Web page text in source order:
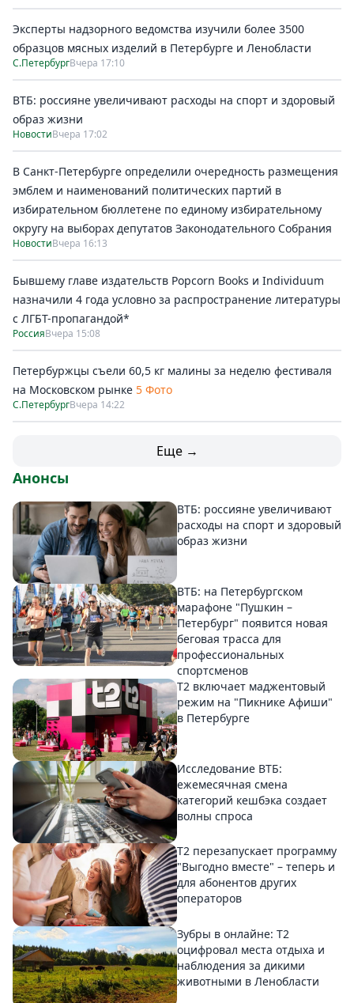
Эксперты надзорного ведомства изучили более 3500
образцов мясных изделий в Петербурге и Ленобласти
С.ПетербургВчера 17:10
ВТБ: россияне увеличивают расходы на спорт и здоровый
образ жизни
НовостиВчера 17:02
В Санкт-Петербурге определили очередность размещения
эмблем и наименований политических партий в
избирательном бюллетене по единому избирательному
округу на выборах депутатов Законодательного Собрания
НовостиВчера 16:13
Бывшему главе издательств Popcorn Books и Individuum
назначили 4 года условно за распространение литературы
с ЛГБТ-пропагандой*
РоссияВчера 15:08
Петербуржцы съели 60,5 кг малины за неделю фестиваля
на Московском рынке 5 Фото
С.ПетербургВчера 14:22
Еще →
Анонсы
ВТБ: россияне увеличивают
расходы на спорт и здоровый
образ жизни
ВТБ: на Петербургском
марафоне "Пушкин –
Петербург" появится новая
беговая трасса для
профессиональных
спортсменов
Т2 включает маджентовый
режим на "Пикнике Афиши"
в Петербурге
Исследование ВТБ:
ежемесячная смена
категорий кешбэка создает
волны спроса
Т2 перезапускает программу
"Выгодно вместе" – теперь и
для абонентов других
операторов
Зубры в онлайне: Т2
оцифровал места отдыха и
наблюдения за дикими
животными в Ленобласти